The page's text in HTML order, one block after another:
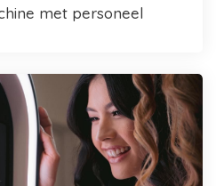
met personeel